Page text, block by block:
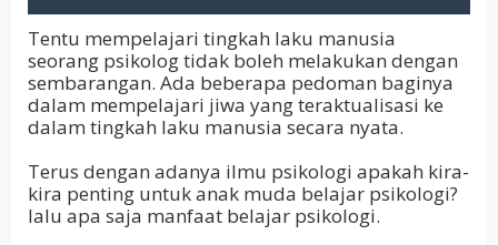
Tentu mempelajari tingkah laku manusia
seorang psikolog tidak boleh melakukan dengan
sembarangan. Ada beberapa pedoman baginya
dalam mempelajari jiwa yang teraktualisasi ke
dalam tingkah laku manusia secara nyata.
Terus dengan adanya ilmu psikologi apakah kira-
kira penting untuk anak muda belajar psikologi?
lalu apa saja manfaat belajar psikologi.